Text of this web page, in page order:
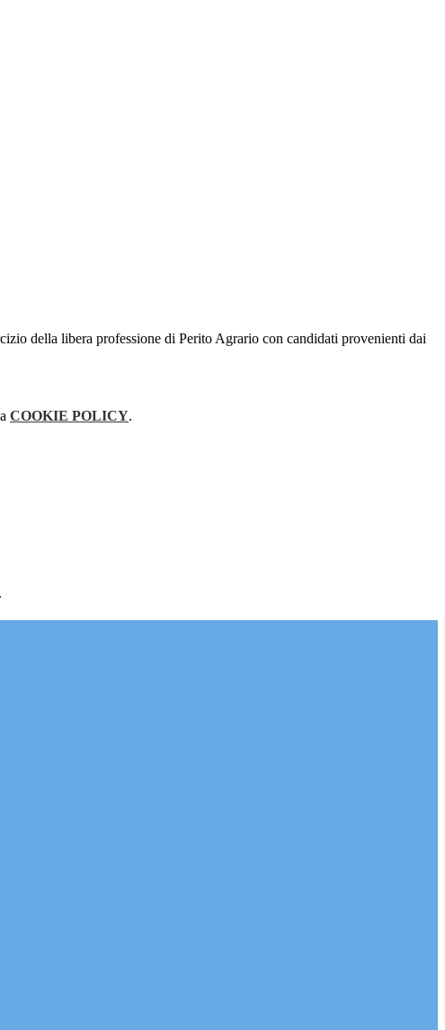
della libera professione di Perito Agrario con candidati provenienti dai
COOKIE POLICY.